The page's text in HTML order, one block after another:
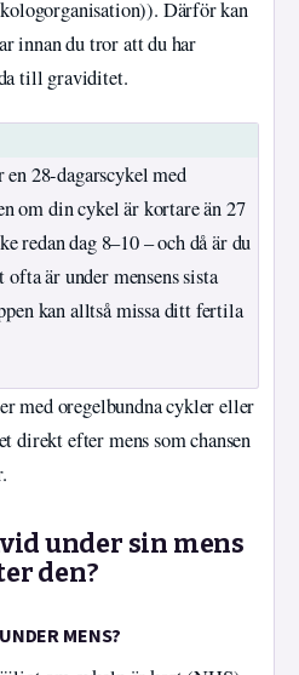
Därför kan
innan du tror att du har
till graviditet.
28-dagarscykel med
om din cykel är kortare än 27
redan dag 8–10 – och då är du
är under mensens sista
kan alltså missa ditt fertila
med oregelbundna cykler eller
direkt efter mens som chansen
under sin mens
den?
MENS?